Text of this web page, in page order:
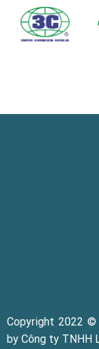
Copyright 2022
by Công ty TNHH